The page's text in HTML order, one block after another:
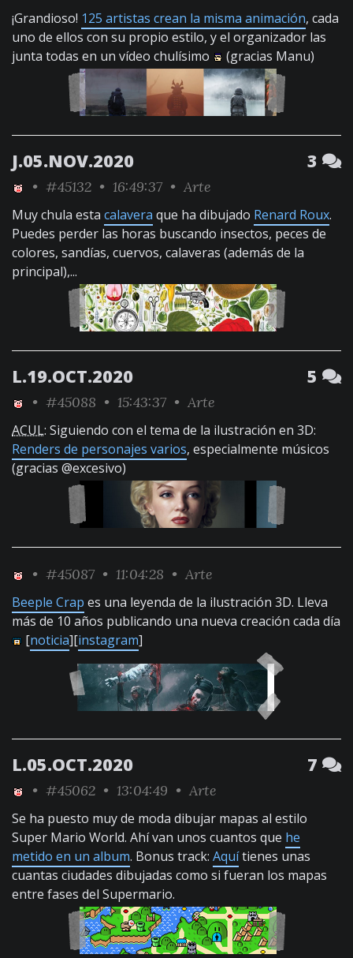
¡Grandioso! 125 artistas crean la misma animación, cada
uno de ellos con su propio estilo, y el organizador las
junta todas en un vídeo chulísimo
(gracias Manu)
J.05.NOV.2020 3
• #45132 • 16:49:37 • Arte
Muy chula esta calavera que ha dibujado Renard Roux.
Puedes perder las horas buscando insectos, peces de
colores, sandías, cuervos, calaveras (además de la
principal),...
L.19.OCT.2020 5
• #45088 • 15:43:37 • Arte
ACUL: Siguiendo con el tema de la ilustración en 3D:
Renders de personajes varios, especialmente músicos
(gracias @excesivo)
• #45087 • 11:04:28 • Arte
Beeple Crap es una leyenda de la ilustración 3D. Lleva
más de 10 años publicando una nueva creación cada día
[noticia][instagram]
L.05.OCT.2020 7
• #45062 • 13:04:49 • Arte
Se ha puesto muy de moda dibujar mapas al estilo
Super Mario World. Ahí van unos cuantos que he
metido en un album. Bonus track: Aquítienes unas
cuantas ciudades dibujadas como si fueran los mapas
entre fases del Supermario.